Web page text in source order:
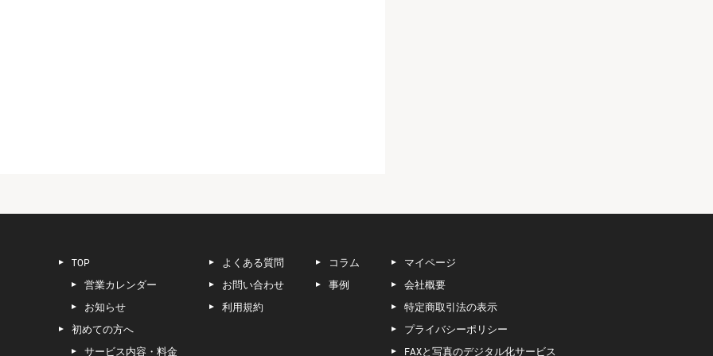
TOP
営業カレンダー
お知らせ
初めての方へ
サービス内容・料金
よくある質問
お問い合わせ
利用規約
コラム
事例
マイページ
会社概要
特定商取引法の表示
プライバシーポリシー
FAXと写真のデジタル化サービス